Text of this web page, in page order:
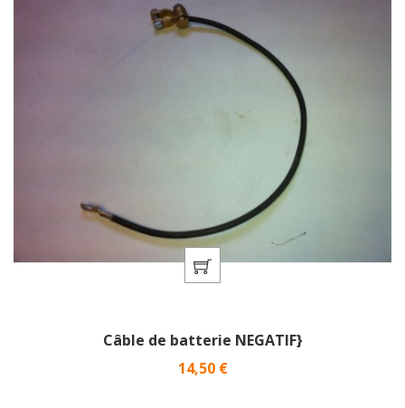
Câble de batterie NEGATIF}
Prix
14,50 €